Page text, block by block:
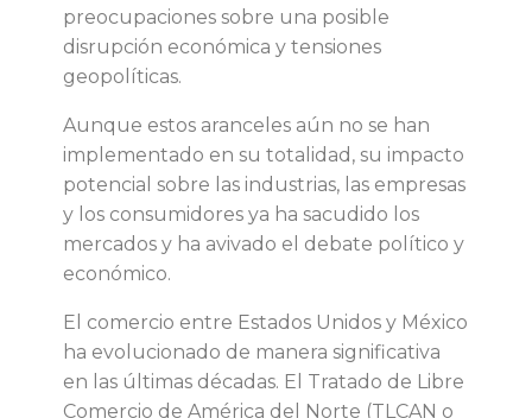
o
n
e
s
e
preocupaciones sobre una posible
disrupción económica y tensiones
geopolíticas.
Aunque estos aranceles aún no se han
implementado en su totalidad, su impacto
potencial sobre las industrias, las empresas
y los consumidores ya ha sacudido los
mercados y ha avivado el debate político y
económico.
El comercio entre Estados Unidos y México
ha evolucionado de manera significativa
en las últimas décadas. El Tratado de Libre
Comercio de América del Norte (TLCAN o